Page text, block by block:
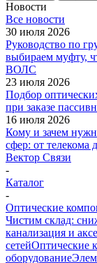
Новости
Все новости
30 июля 2026
Руководство по
выбираем муфту,
ВОЛС
23 июля 2026
Подбор
при заказе
16 июля 2026
Кому и зачем
сфер: от телекома
Вектор Связи
-
Каталог
-
Оптические
Чистим склад:
канализация и
сетейОптические
оборудование